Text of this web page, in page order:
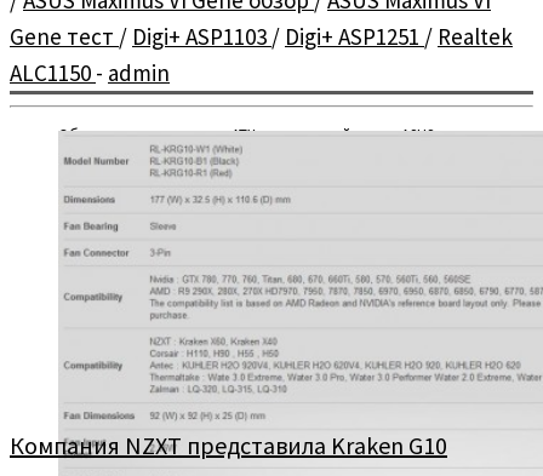
Обзор и тестирование mATX материнской платы ASUS
Maximus VI Gene.
Gene тест / Digi+ ASP1103 / Digi+ ASP1251 / Realtek
ALC1150 - admin
Компания NZXT представила Kraken G10